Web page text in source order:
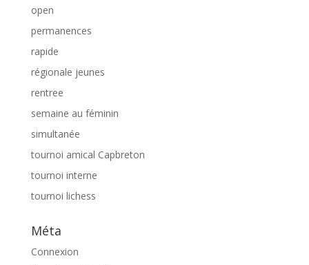
open
permanences
rapide
régionale jeunes
rentree
semaine au féminin
simultanée
tournoi amical Capbreton
tournoi interne
tournoi lichess
Méta
Connexion